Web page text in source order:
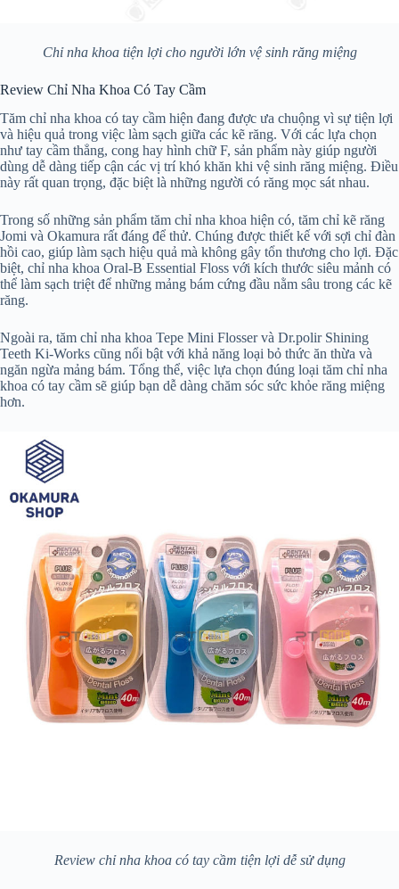
Chỉ nha khoa tiện lợi cho người lớn vệ sinh răng miệng
Review Chỉ Nha Khoa Có Tay Cầm
Tăm chỉ nha khoa có tay cầm hiện đang được ưa chuộng vì sự tiện lợi
và hiệu quả trong việc làm sạch giữa các kẽ răng. Với các lựa chọn
như tay cầm thẳng, cong hay hình chữ F, sản phẩm này giúp người
dùng dễ dàng tiếp cận các vị trí khó khăn khi vệ sinh răng miệng. Điều
này rất quan trọng, đặc biệt là những người có răng mọc sát nhau.
Trong số những sản phẩm tăm chỉ nha khoa hiện có, tăm chỉ kẽ răng
Jomi và Okamura rất đáng để thử. Chúng được thiết kế với sợi chỉ đàn
hồi cao, giúp làm sạch hiệu quả mà không gây tổn thương cho lợi. Đặc
biệt, chỉ nha khoa Oral-B Essential Floss với kích thước siêu mảnh có
thể làm sạch triệt để những mảng bám cứng đầu nằm sâu trong các kẽ
răng.
Ngoài ra, tăm chỉ nha khoa Tepe Mini Flosser và Dr.polir Shining
Teeth Ki-Works cũng nổi bật với khả năng loại bỏ thức ăn thừa và
ngăn ngừa mảng bám. Tổng thể, việc lựa chọn đúng loại tăm chỉ nha
khoa có tay cầm sẽ giúp bạn dễ dàng chăm sóc sức khỏe răng miệng
hơn.
Review chỉ nha khoa có tay cầm tiện lợi dễ sử dụng